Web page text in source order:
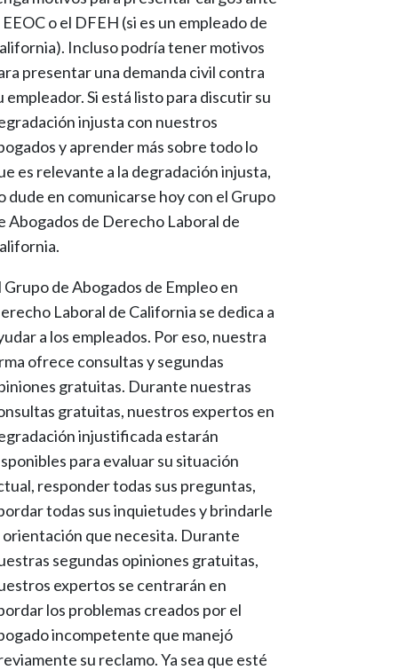
EEOC o el DFEH (si es un empleado de
Incluso podría tener motivos
presentar una demanda civil contra
empleador. Si está listo para discutir su
injusta con nuestros
y aprender más sobre todo lo
es relevante a la degradación injusta,
dude en comunicarse hoy con el Grupo
Abogados de Derecho Laboral de
Grupo de Abogados de Empleo en
Laboral de California se dedica a
a los empleados. Por eso, nuestra
ofrece consultas y segundas
gratuitas. Durante nuestras
gratuitas, nuestros expertos en
injustificada estarán
para evaluar su situación
responder todas sus preguntas,
todas sus inquietudes y brindarle
orientación que necesita. Durante
segundas opiniones gratuitas,
expertos se centrarán en
los problemas creados por el
incompetente que manejó
su reclamo. Ya sea que esté